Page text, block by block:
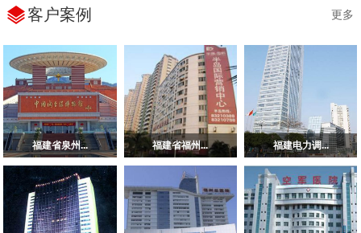
客户案例 更多
福建省泉州... 福建省福州... 福建电力调...